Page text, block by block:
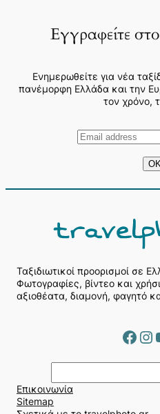
Εγγραφείτε
Ενημερωθείτε για νέα
πανέμορφη Ελλάδα και την
τον χρόνο,
Ταξιδιωτικοί προορισμοί σε
Φωτογραφίες, βίντεο και
αξιοθέατα, διαμονή, φαγητό
Facebook Instagram
ν
α
Επικοινωνία
Sitemap